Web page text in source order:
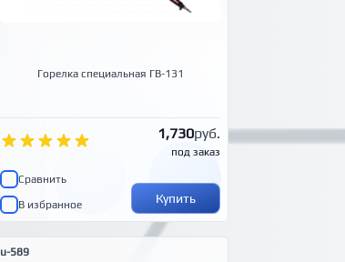
Горелка специальная ГВ-131
1,730руб.
под заказ
Сравнить
В избранное
Купить
u-589